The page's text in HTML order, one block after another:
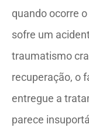
quando ocorre o
sofre um
traumatismo
recuperação, o
entregue a
parece